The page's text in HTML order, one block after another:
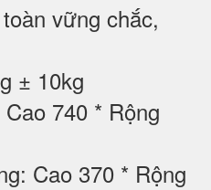
vững chắc,
± 10kg
740 * Rộng
Cao 370 * Rộng